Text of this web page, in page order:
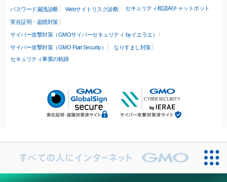
パスワード漏洩診断 Webサイトリスク診断 セキュリティ相談AIチャットボット
実在証明・盗聴対策
サイバー攻撃対策（GMOサイバーセキュリティ byイエラエ）
サイバー攻撃対策（GMO Flatt Security）
なりすまし対策
セキュリティ事業の軌跡